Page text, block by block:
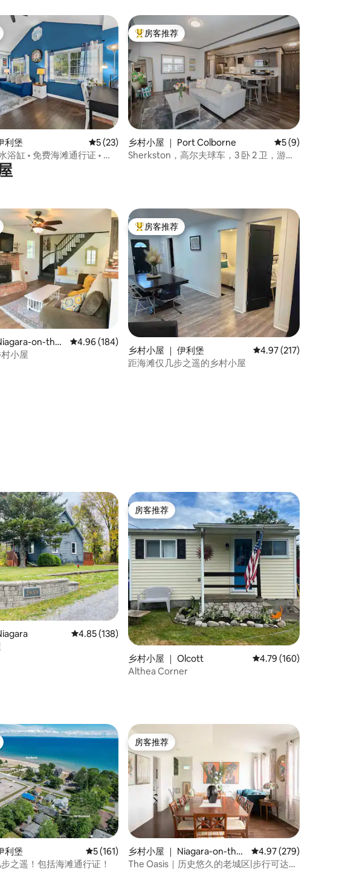
，共 99 条评价
荐」
利堡 平均评分 5 分（满分 5 分），共 23 条评价
5 (23)
浴缸 • 免费海滩通行证 • 可
热门「房客推荐」
房客推荐
乡村小屋 ｜ Port Colborne 平均评分 5 分（
5 (9)
Sherkston，高尔夫球车，3 卧 2 卫，游
，共 119 条评价
」
on-the-
平均评分 4.96 分（满分 5 分），共 184 条评价
4.96 (184)
小屋
热门「房客推荐」
房客推荐
乡村小屋 ｜ 伊利堡 平均评分 4.97 分（满
4.97 (217)
距海滩仅几步之遥的乡村小屋
，共 124 条评价平均评分 4.85 分（满分 5 分），共 138 条评价
4.85 (138)
房客推荐
房客推荐
乡村小屋 ｜ Olcott 平均评分 4.79 分（满
4.79 (160)
Althea Corner
」
利堡 平均评分 5 分（满分 5 分），共 161 条评价
5 (161)
之遥！包括海滩通行证！
房客推荐
房客推荐
乡村小屋 ｜ Niagara-on-the-
Lake
平均评分 4.97 分（满
4.97 (279)
The Oasis｜历史悠久的老城区|步行可达皇